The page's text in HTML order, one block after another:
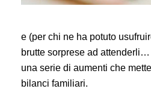
e (per chi ne ha potuto
brutte sorprese ad attenderli…
una serie di aumenti che
bilanci familiari.